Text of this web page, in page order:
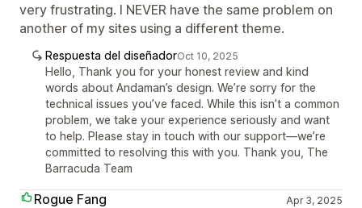
very frustrating. I NEVER have the same problem on
another of my sites using a different theme.
Respuesta del diseñadorOct 10, 2025
Hello, Thank you for your honest review and kind
words about Andaman’s design. We’re sorry for the
technical issues you’ve faced. While this isn’t a common
problem, we take your experience seriously and want
to help. Please stay in touch with our support—we’re
committed to resolving this with you. Thank you, The
Barracuda Team
Rogue Fang Apr 3, 2025